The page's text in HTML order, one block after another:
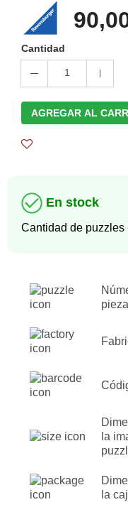
Cantidad
1
AGREGAR AL
En stock
Cantidad de puzzles
la
la